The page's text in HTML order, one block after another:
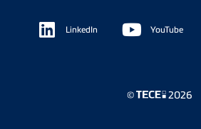
Floating
Sidebar LinkedIn YouTube
© 2026